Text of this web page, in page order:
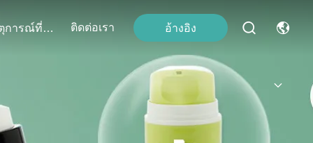
เหตุการณ์ที่เกิดขึ้น ติดต่อเรา อ้างอิง